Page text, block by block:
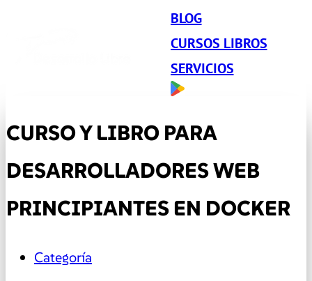
BLOG
CURSOS LIBROS
SERVICIOS
CURSO Y LIBRO PARA
DESARROLLADORES WEB
PRINCIPIANTES EN DOCKER
Categoría